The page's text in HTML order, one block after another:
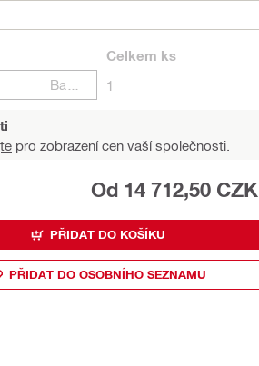
Celkem ks
1
pro zobrazení cen vaší společnosti.
Od 14 712,50 CZK
PŘIDAT DO KOŠÍKU
PŘIDAT DO OSOBNÍHO SEZNAMU